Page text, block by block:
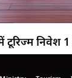
निवेश 1